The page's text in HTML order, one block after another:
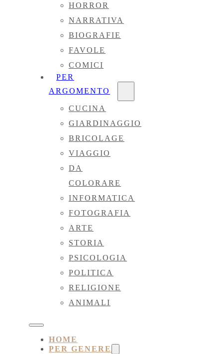
HORROR
NARRATIVA
BIOGRAFIE
FAVOLE
COMICI
PER
ARGOMENTO
CUCINA
GIARDINAGGIO
BRICOLAGE
VIAGGIO
DA
COLORARE
INFORMATICA
FOTOGRAFIA
ARTE
STORIA
PSICOLOGIA
POLITICA
RELIGIONE
ANIMALI
HOME
PER GENERE